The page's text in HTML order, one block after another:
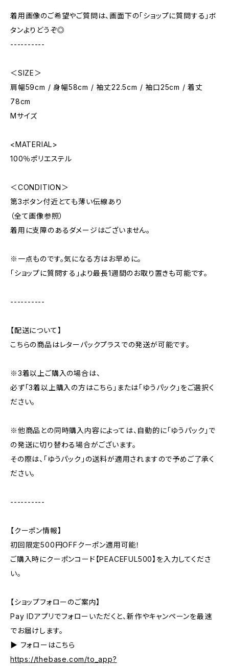
着用画像のご希望やご質問は、画面下の「ショップに質問する」ボ
タンよりどうぞ◎
----------
＜SIZE＞
肩幅59cm / 身幅58cm / 袖丈22.5cm / 袖口25cm / 着丈
78cm
Mサイズ
<MATERIAL>
100％ポリエステル
＜CONDITION＞
第3ボタン付近とても薄い伝線あり
（全て画像参照）
着用に支障のあるダメージはございません。
※一点ものです。気になる方はお早めに。
「ショップに質問する」より最長1週間のお取り置きも可能です。
----------
【配送について】
こちらの商品はレターパックプラスでの発送が可能です。
※3着以上ご購入の場合は、
必ず「3着以上購入の方はこちら」または「ゆうパック」をご選択く
ださい。
※他商品との同時購入内容によっては、自動的に「ゆうパック」で
の発送に切り替わる場合がございます。
その際は、「ゆうパック」の送料が適用されますので予めご了承く
ださい。
----------
【クーポン情報】
初回限定500円OFFクーポン適用可能！
ご購入時にクーポンコード【PEACEFUL500】を入力してくださ
い。
【ショップフォローのご案内】
Pay IDアプリでフォローいただくと、新作やキャンペーンを最速
でお届けします。
▶︎ フォローはこちら
https://thebase.com/to_app?